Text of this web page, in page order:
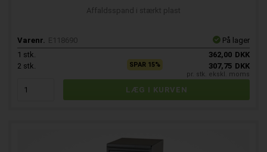
Affaldsspand i stærkt plast
Varenr. E118690
På lager
1 stk. 362,00 DKK
2 stk. SPAR 15% 307,75 DKK
pr. stk. ekskl. moms